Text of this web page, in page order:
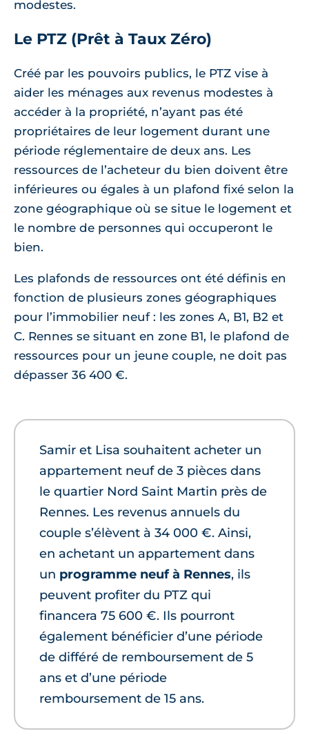
modestes.
Le PTZ (Prêt à Taux Zéro)
Créé par les pouvoirs publics, le PTZ vise à
aider les ménages aux revenus modestes à
accéder à la propriété, n’ayant pas été
propriétaires de leur logement durant une
période réglementaire de deux ans. Les
ressources de l’acheteur du bien doivent être
inférieures ou égales à un plafond fixé selon la
zone géographique où se situe le logement et
le nombre de personnes qui occuperont le
bien.
Les plafonds de ressources ont été définis en
fonction de plusieurs zones géographiques
pour l’immobilier neuf : les zones A, B1, B2 et
C. Rennes se situant en zone B1, le plafond de
ressources pour un jeune couple, ne doit pas
dépasser 36 400 €.
Samir et Lisa souhaitent acheter un
appartement neuf de 3 pièces dans
le quartier Nord Saint Martin près de
Rennes. Les revenus annuels du
couple s’élèvent à 34 000 €. Ainsi,
en achetant un appartement dans
un programme neuf à Rennes, ils
peuvent profiter du PTZ qui
financera 75 600 €. Ils pourront
également bénéficier d’une période
de différé de remboursement de 5
ans et d’une période
remboursement de 15 ans.